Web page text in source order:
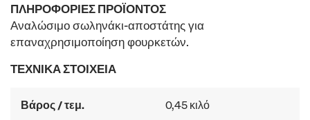
ΠΛΗΡΟΦΟΡΊΕΣ ΠΡΟΪΌΝΤΟΣ
Αναλώσιμο σωληνάκι-αποστάτης για
επαναχρησιμοποίηση φουρκετών.
ΤΕΧΝΙΚΆ ΣΤΟΙΧΕΊΑ
Βάρος / τεμ. 0,45 κιλό